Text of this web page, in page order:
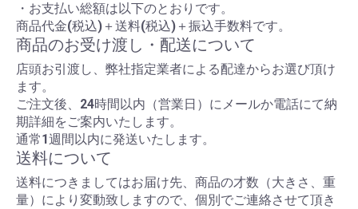
・お支払い総額は以下のとおりです。
商品代金(税込)＋送料(税込)＋振込手数料です。
商品のお受け渡し・配送について
店頭お引渡し、弊社指定業者による配達からお選び頂け
ます。
ご注文後、24時間以内（営業日）にメールか電話にて納
期詳細をご案内いたします。
通常1週間以内に発送いたします。
送料について
送料につきましてはお届け先、商品の才数（大きさ、重
量）により変動致しますので、個別でご連絡させて頂き